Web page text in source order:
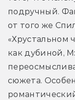
подручный.
от того же
«Хрустальном
как дубиной,
сюжета.